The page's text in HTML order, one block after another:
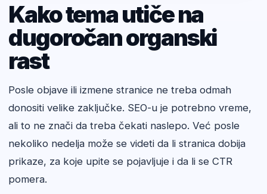
Kako tema utiče na
dugoročan organski
rast
Posle objave ili izmene stranice ne treba odmah
donositi velike zaključke. SEO-u je potrebno vreme,
ali to ne znači da treba čekati naslepo. Već posle
nekoliko nedelja može se videti da li stranica dobija
prikaze, za koje upite se pojavljuje i da li se CTR
pomera.